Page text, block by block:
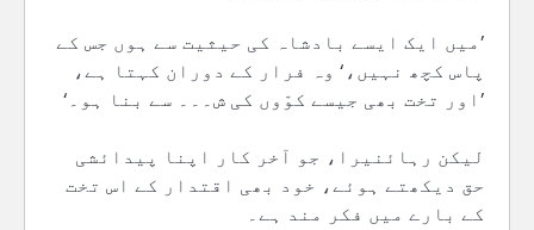
’میں ایک ایسے بادشاہ کی حیثیت سے ہوں جس کے
پاس کچھ نہیں،‘ وہ فرار کے دوران کہتا ہے،
’اور تخت بھی جیسے کوّوں کی ش۔۔۔ سے بنا ہو۔‘
لیکن رہائنیرا، جو آخر کار اپنا پیدائشی
حق دیکھتے ہوئے، خود بھی اقتدار کے اس تخت
کے بارے میں فکر مند ہے۔